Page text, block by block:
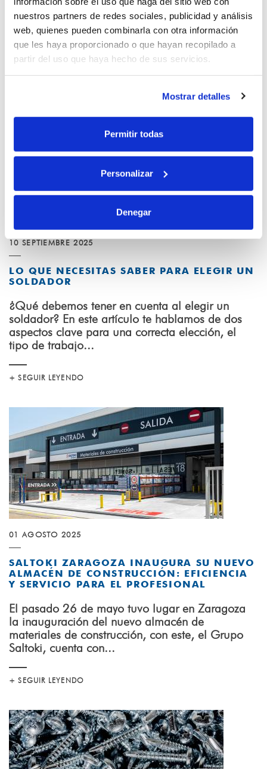
nuestros partners de redes sociales, publicidad y análisis
web, quienes pueden combinarla con otra información
que les haya proporcionado o que hayan recopilado a
partir del uso que haya hecho de sus servicios.
Mostrar detalles
Permitir todas
Personalizar
Denegar
Ha abierto sus puertas Saltoki-Massanella
Manacor, un nuevo punto de venta con el que
seguiremos reforzando nuestro servicio en
Mallorca y con el que...
10 SEPTIEMBRE 2025
LO QUE NECESITAS SABER PARA ELEGIR UN
SOLDADOR
¿Qué debemos tener en cuenta al elegir un
soldador? En este artículo te hablamos de dos
aspectos clave para una correcta elección, el
tipo de trabajo...
+ SEGUIR LEYENDO
01 AGOSTO 2025
SALTOKI ZARAGOZA INAUGURA SU NUEVO
ALMACÉN DE CONSTRUCCIÓN: EFICIENCIA
Y SERVICIO PARA EL PROFESIONAL
El pasado 26 de mayo tuvo lugar en Zaragoza
la inauguración del nuevo almacén de
materiales de construcción, con este, el Grupo
Saltoki, cuenta con...
+ SEGUIR LEYENDO